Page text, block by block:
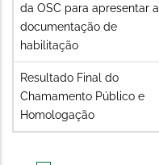
da OSC para apresentar a
documentação de
habilitação
Resultado Final do
Chamamento Público e
Homologação